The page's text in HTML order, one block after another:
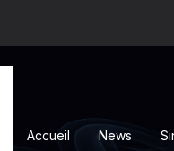
Accueil News